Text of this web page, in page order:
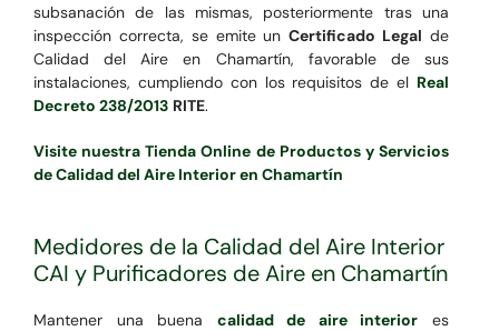
subsanación de las mismas, posteriormente tras una
inspección correcta, se emite unCertificado Legal de
Calidad del Aire en Chamartín, favorable de sus
instalaciones, cumpliendo con los requisitos de el Real
Decreto 238/2013 RITE.
Visite nuestra Tienda Online de Productos y Servicios
de Calidad del Aire Interior en Chamartín
Medidores de la Calidad del Aire Interior
CAI y Purificadores de Aire en Chamartín
Mantener una buena calidad de aire interior es